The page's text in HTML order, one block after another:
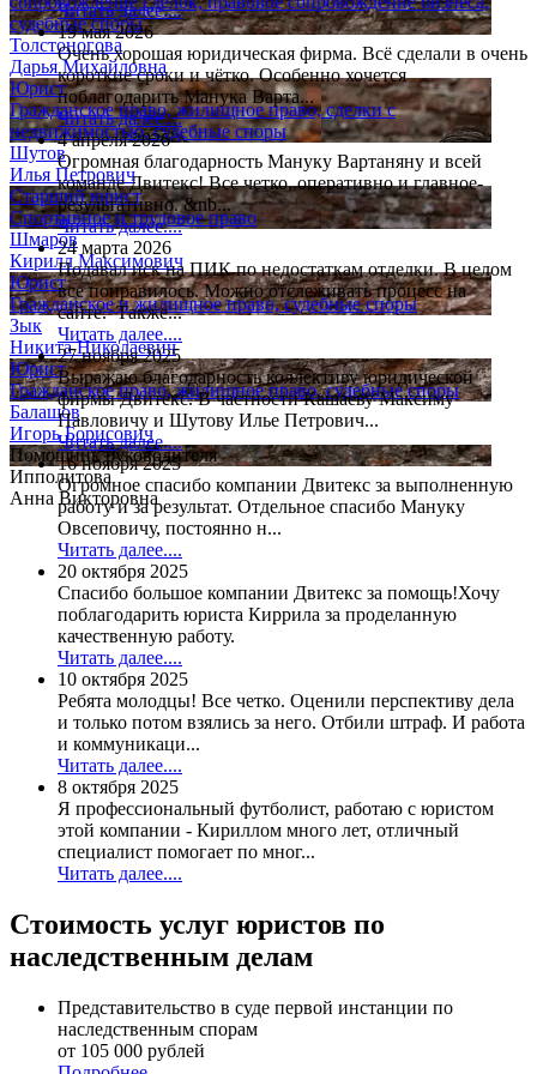
судебные споры
Толстоногова
Дарья Михайловна
Юрист
Гражданское право, жилищное право, сделки с
недвижимостью, судебные споры
Шутов
Илья Петрович
Старший юрист
Спортивное и трудовое право
Шмаров
Кирилл Максимович
Юрист
Гражданское и жилищное право, судебные споры
Зык
Никита Николаевич
Юрист
Гражданское право, жилищное право, судебные споры
Балашов
Игорь Борисович
Помощник руководителя
Ипполитова
Анна Викторовна
Читать далее....
19 мая 2026
Очень хорошая юридическая фирма. Всё сделали в очень
короткие сроки и чётко. Особенно хочется
поблагодарить Манука Варта...
Читать далее....
4 апреля 2026
Огромная благодарность Мануку Вартаняну и всей
команде Двитекс! Все четко, оперативно и главное-
результативно. &nb...
Читать далее....
24 марта 2026
Подавал иск на ПИК по недостаткам отделки. В целом
все понравилось. Можно отслеживать процесс на
сайте. Также...
Читать далее....
27 ноября 2025
Выражаю благодарность коллективу юридической
фирмы Двитекс. В частности Кашаеву Максиму
Павловичу и Шутову Илье Петрович...
Читать далее....
16 ноября 2025
Огромное спасибо компании Двитекс за выполненную
работу и за результат. Отдельное спасибо Мануку
Овсеповичу, постоянно н...
Читать далее....
20 октября 2025
Спасибо большое компании Двитекс за помощь!Хочу
поблагодарить юриста Киррила за проделанную
качественную работу.
Читать далее....
10 октября 2025
Ребята молодцы! Все четко. Оценили перспективу дела
и только потом взялись за него. Отбили штраф. И работа
и коммуникаци...
Читать далее....
8 октября 2025
Я профессиональный футболист, работаю с юристом
этой компании - Кириллом много лет, отличный
специалист помогает по мног...
Читать далее....
Стоимость услуг юристов по
наследственным делам
Представительство в суде первой инстанции по
наследственным спорам
от 105 000 рублей